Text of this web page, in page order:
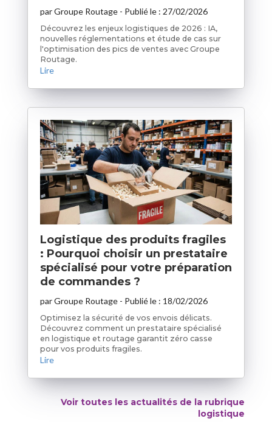
parGroupe Routage- Publié le : 27/02/2026
Découvrez les enjeux logistiques de 2026 : IA,
nouvelles réglementations et étude de cas sur
l'optimisation des pics de ventes avec Groupe
Routage.
Lire
Logistique des produits fragiles
: Pourquoi choisir un prestataire
spécialisé pour votre préparation
de commandes ?
parGroupe Routage- Publié le : 18/02/2026
Optimisez la sécurité de vos envois délicats.
Découvrez comment un prestataire spécialisé
en logistique et routage garantit zéro casse
pour vos produits fragiles.
Lire
Voir toutes les actualités de la rubrique
logistique